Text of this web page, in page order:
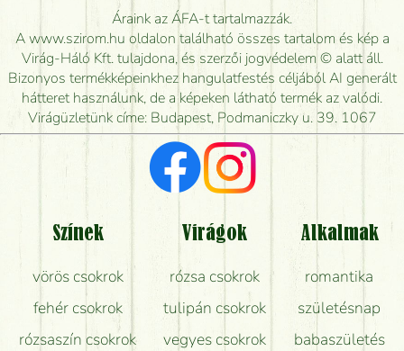
Meddig rendelhetek virágküldést úgy, hogy még ma
kiszállítsák?
Mennyire gyorsan tudják elkészíteni a csokrot, és
mikor tudják leghamarabb kiszállítani?
Vörös rózsát keresek, van önöknél?
Milyen visszajelzést kapok a virágküldésről?
Tényleg azt kapom, ami a képen van?
Mit kell tudni a virágcsokrok szállításáról?
Hogy marad a lehető legtovább friss a csokor?
Tudok adventi koszorút vásárolni boltban?
Áraink az ÁFA-t tartalmazzák.
A www.szirom.hu oldalon található összes tartalom és kép a
Virág-Háló Kft. tulajdona, és szerzői jogvédelem © alatt áll.
Bizonyos termékképeinkhez hangulatfestés céljából AI generált
hátteret használunk, de a képeken látható termék az valódi.
Virágüzletünk címe: Budapest, Podmaniczky u. 39. 1067
Színek
vörös csokrok
fehér csokrok
rózsaszín csokrok
Virágok
rózsa csokrok
tulipán csokrok
vegyes csokrok
Alkalmak
romantika
születésnap
babaszületés